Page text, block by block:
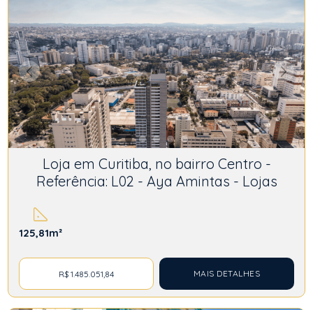
Loja em Curitiba, no bairro Centro -
Referência: L02 - Aya Amintas - Lojas
125,81m²
R$ 1.485.051,84 MAIS DETALHES